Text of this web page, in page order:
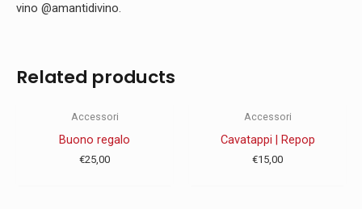
vino @amantidivino.
Related products
Accessori
Buono regalo
€25,00
Accessori
Cavatappi | Repop
€15,00